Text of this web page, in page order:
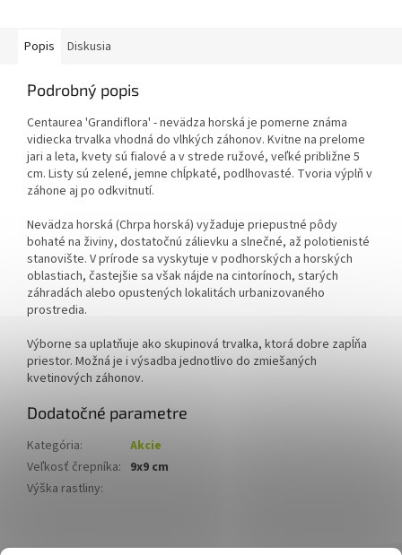
Popis Diskusia
Podrobný popis
Centaurea 'Grandiflora' - nevädza horská je pomerne známa
vidiecka trvalka vhodná do vlhkých záhonov. Kvitne na prelome
jari a leta, kvety sú fialové a v strede ružové, veľké približne 5
cm. Listy sú zelené, jemne chĺpkaté, podlhovasté. Tvoria výplň v
záhone aj po odkvitnutí.
Nevädza horská (Chrpa horská) vyžaduje priepustné pôdy
bohaté na živiny, dostatočnú zálievku a slnečné, až polotienisté
stanovište. V prírode sa vyskytuje v podhorských a horských
oblastiach, častejšie sa však nájde na cintorínoch, starých
záhradách alebo opustených lokalitách urbanizovaného
prostredia.
Výborne sa uplatňuje ako skupinová trvalka, ktorá dobre zapĺňa
priestor. Možná je i výsadba jednotlivo do zmiešaných
kvetinových záhonov.
Dodatočné parametre
Kategória:
Akcie
Veľkosť črepníka: 9x9 cm
Výška rastliny: